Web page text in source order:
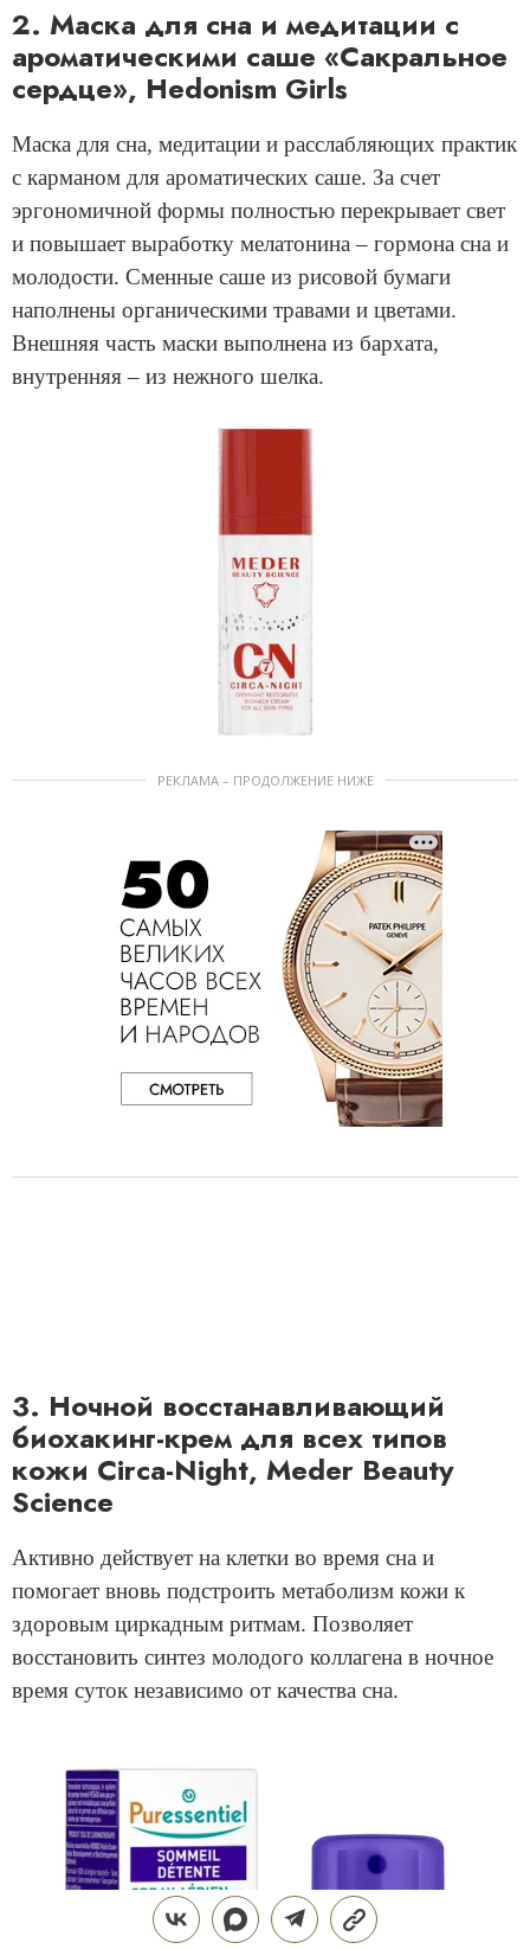
2. Маска для сна и медитации с
ароматическими саше «Сакральное
сердце», Hedonism Girls
Маска для сна, медитации и расслабляющих практик
с карманом для ароматических саше. За счет
эргономичной формы полностью перекрывает свет
и повышает выработку мелатонина – гормона сна и
молодости. Сменные саше из рисовой бумаги
наполнены органическими травами и цветами.
Внешняя часть маски выполнена из бархата,
внутренняя – из нежного шелка.
РЕКЛАМА – ПРОДОЛЖЕНИЕ НИЖЕ
3. Ночной восстанавливающий
биохакинг-крем для всех типов
кожи Circa-Night, Meder Beauty
Science
Активно действует на клетки во время сна и
помогает вновь подстроить метаболизм кожи к
здоровым циркадным ритмам. Позволяет
восстановить синтез молодого коллагена в ночное
время суток независимо от качества сна.